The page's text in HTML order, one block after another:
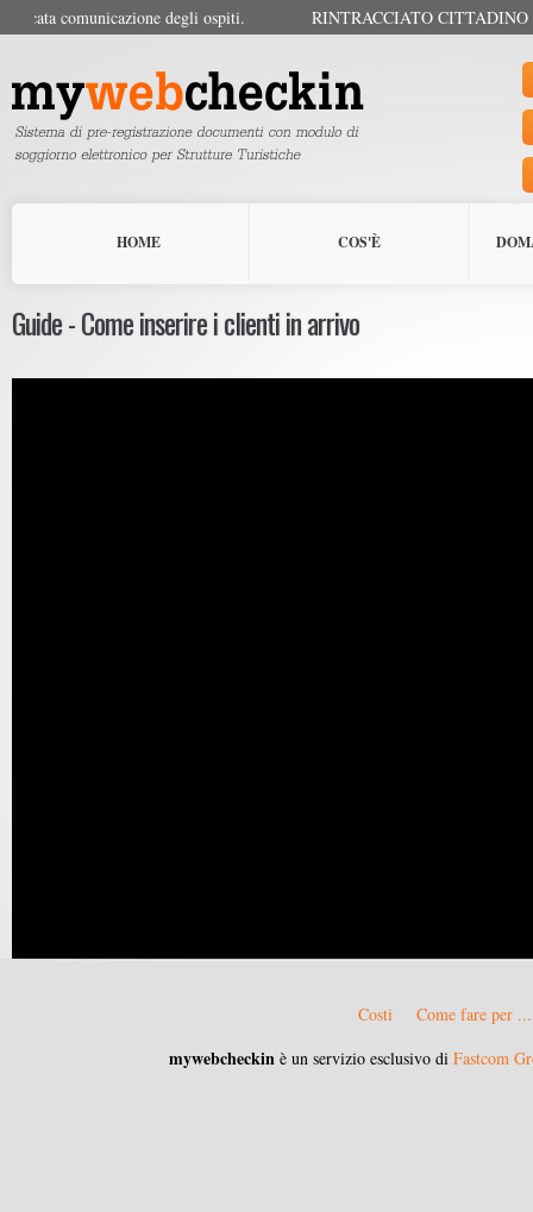
HOME COS'È
Guide - Come inserire i clienti in arrivo
Come fare per
Costi
mywebcheckinè un servizio esclusivo di Fastcom
RINTRACCIATO CITTADINO RUMENO